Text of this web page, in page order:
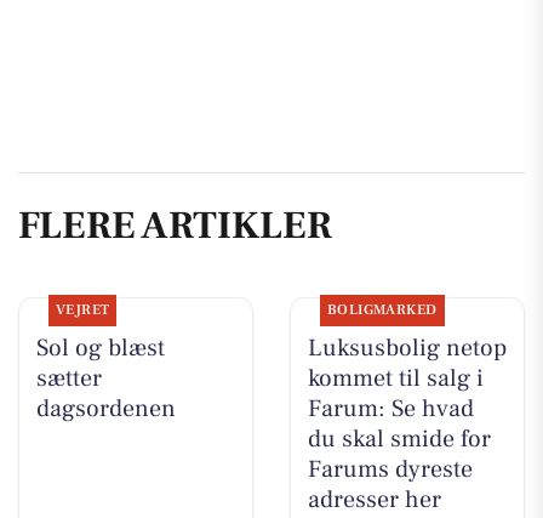
FLERE ARTIKLER
VEJRET
Sol og blæst
sætter
dagsordenen
BOLIGMARKED
Luksusbolig netop
kommet til salg i
Farum: Se hvad
du skal smide for
Farums dyreste
adresser her